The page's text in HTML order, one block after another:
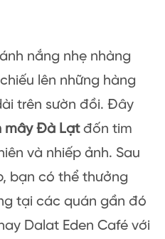
nắng nhẹ nhàng
lên những hàng
trên sườn đồi. Đây
mây Đà Lạtđốn tim
và nhiếp ảnh. Sau
bạn có thể thưởng
tại các quán gần đó
Dalat Eden Café với